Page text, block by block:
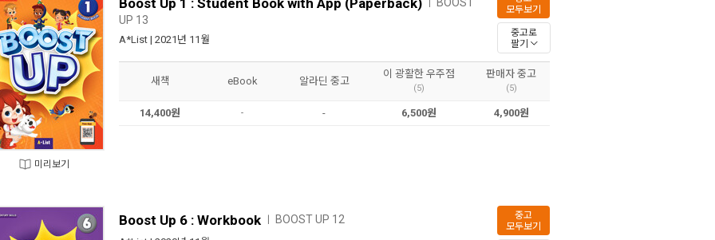
미리보기
Boost Up 1 : Student Book with App (Paperback)
UP 13
A*List | 2021년 11월
모두보기
중고로
팔기
새책 eBook 알라딘 중고
이 광활한 우주점
(5)
판매자 중고
(5)
14,400원 - - 6,500원 4,900원
Boost Up 6 : Workbook BOOST UP 12
중고
모두보기